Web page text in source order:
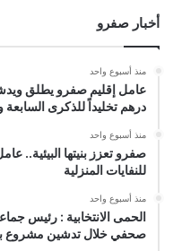
أخبار صفرو
منذ أسبوع واحد
درهم تخليداً للذكرى
منذ أسبوع واحد
صفرو تعزز بنيتها البيئية..
للنفايات المنزلية
منذ أسبوع واحد
الحمى الانتخابية : رئيس
صحفي خلال تدشين مشروع